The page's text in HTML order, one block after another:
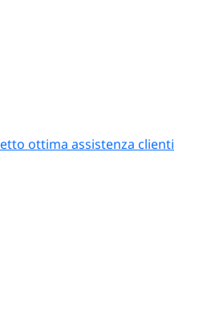
ottima assistenza clienti